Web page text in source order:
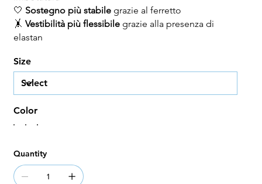
🤍 Sostegno più stabilegrazie al ferretto
🤸 Vestibilità più flessibilegrazie alla presenza di
elastan
Size
Color
Quantity